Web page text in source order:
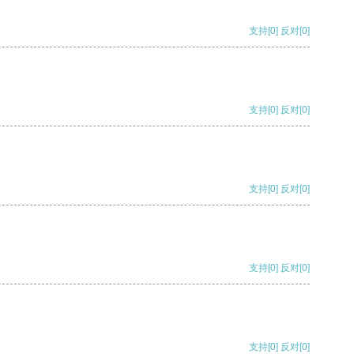
支持[0] 反对[0]
支持[0] 反对[0]
支持[0] 反对[0]
支持[0] 反对[0]
支持[0] 反对[0]